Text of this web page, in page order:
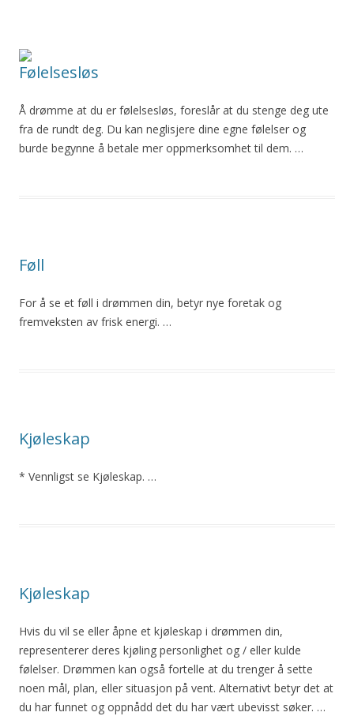
Følelsesløs
Å drømme at du er følelsesløs, foreslår at du stenge deg ute
fra de rundt deg. Du kan neglisjere dine egne følelser og
burde begynne å betale mer oppmerksomhet til dem. …
Føll
For å se et føll i drømmen din, betyr nye foretak og
fremveksten av frisk energi. …
Kjøleskap
* Vennligst se Kjøleskap. …
Kjøleskap
Hvis du vil se eller åpne et kjøleskap i drømmen din,
representerer deres kjøling personlighet og / eller kulde
følelser. Drømmen kan også fortelle at du trenger å sette
noen mål, plan, eller situasjon på vent. Alternativt betyr det at
du har funnet og oppnådd det du har vært ubevisst søker. …